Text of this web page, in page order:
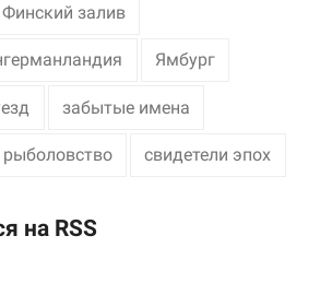
Финский залив
Ямбург
забытые имена
рыболовство свидетели эпох
на RSS